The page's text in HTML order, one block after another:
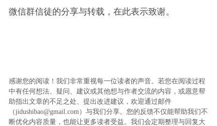
微信群信徒的分享与转载，在此表示致谢。
感谢您的阅读！我们非常重视每一位读者的声音。若您在阅读过程
中有任何想法、疑问、建议或其他想与作者交流的内容，或愿意帮
助指出文章的不足之处、提出改进建议，欢迎通过邮件
（jidushibao@gmail.com）与我们分享。您的反馈不仅能帮助我们不
断优化内容质量，也能让更多读者受益。我们会定期整理与回复大